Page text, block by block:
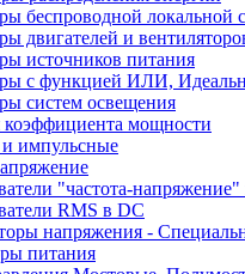
беспроводной локальной
двигателей и
источников питания
с функцией ИЛИ,
систем освещения
мощности
импульсные
"частота-
RMS в DC
напряжения -
питания